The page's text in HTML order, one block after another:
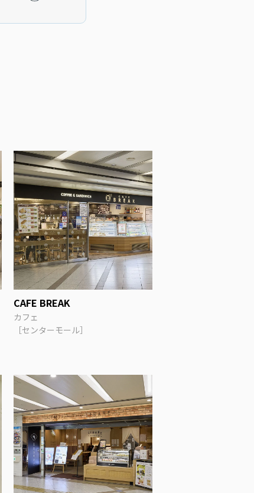
CAFE BREAK
カフェ
［センターモール］